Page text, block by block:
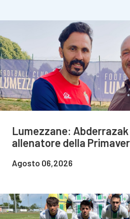
Lumezzane:
allenatore della
Agosto 06,2026